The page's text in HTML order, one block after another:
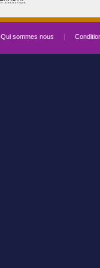
Qui sommes nous |